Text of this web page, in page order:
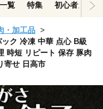
覧 特集 初心者ガイド
・加工品
ク 冷凍 中華 点心 B級
時短 リピート 保存 豚肉
寄せ 日高市